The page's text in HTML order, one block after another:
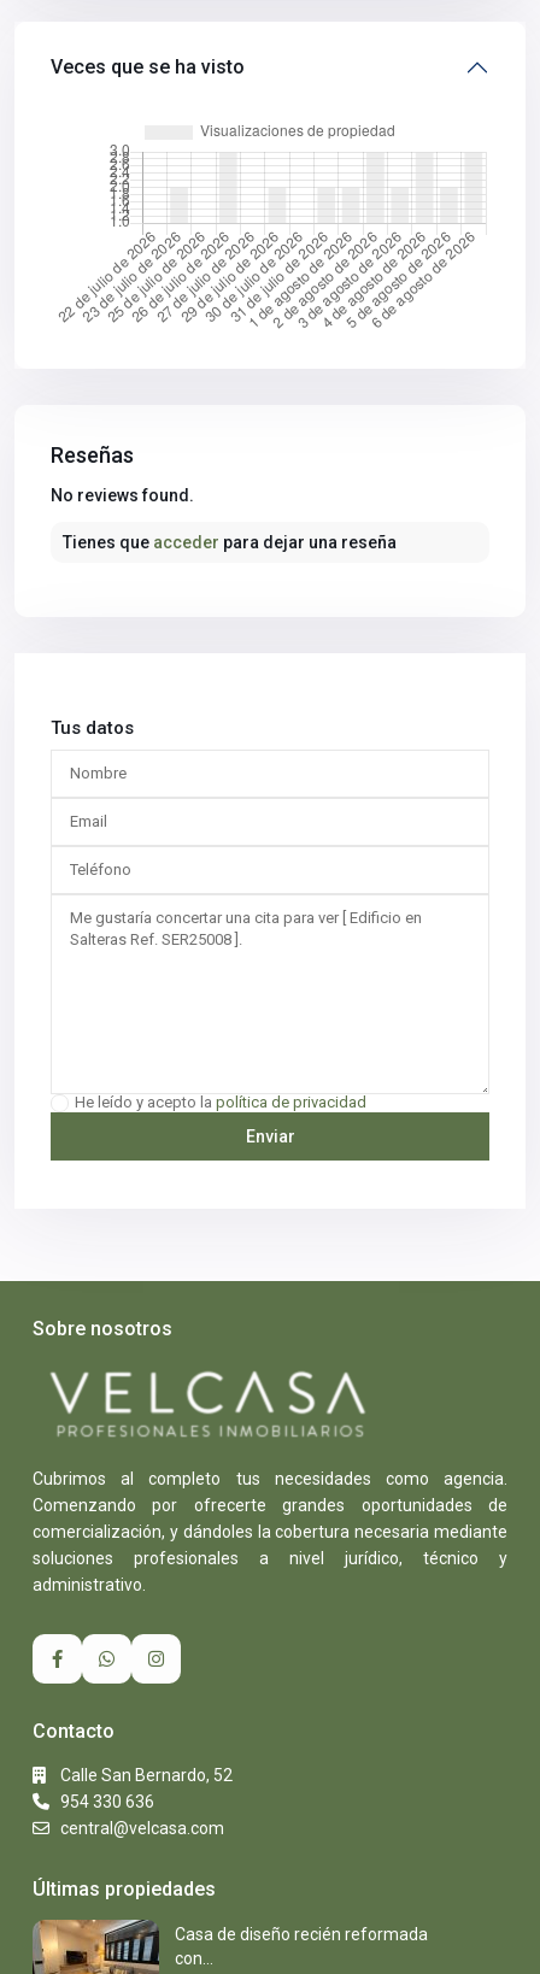
Veces que se ha visto
Reseñas
No reviews found.
Tienes que acceder para dejar una reseña
Tus datos
He leído y acepto la política de privacidad
Sobre nosotros
Cubrimos al completo tus necesidades como agencia.
Comenzando por ofrecerte grandes oportunidades de
comercialización, y dándoles la cobertura necesaria mediante
soluciones profesionales a nivel jurídico, técnico y
administrativo.
Contacto
Calle San Bernardo, 52
954 330 636
central@velcasa.com
Últimas propiedades
Casa de diseño recién reformada
con...